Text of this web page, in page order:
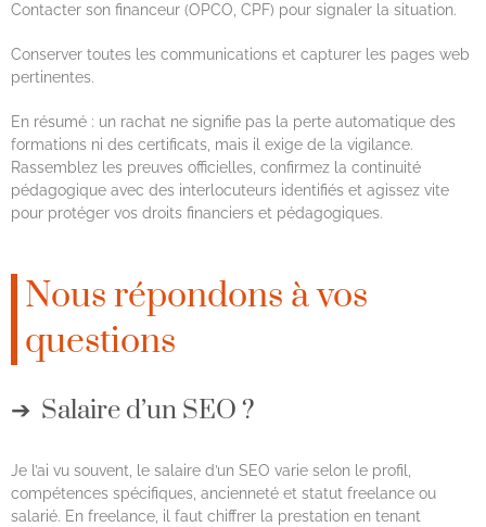
Contacter son financeur (OPCO, CPF) pour signaler la situation.
Conserver toutes les communications et capturer les pages web
pertinentes.
En résumé : un rachat ne signifie pas la perte automatique des
formations ni des certificats, mais il exige de la vigilance.
Rassemblez les preuves officielles, confirmez la continuité
pédagogique avec des interlocuteurs identifiés et agissez vite
pour protéger vos droits financiers et pédagogiques.
Nous répondons à vos
questions
Salaire d’un SEO ?
Je l’ai vu souvent, le salaire d’un SEO varie selon le profil,
compétences spécifiques, ancienneté et statut freelance ou
salarié. En freelance, il faut chiffrer la prestation en tenant